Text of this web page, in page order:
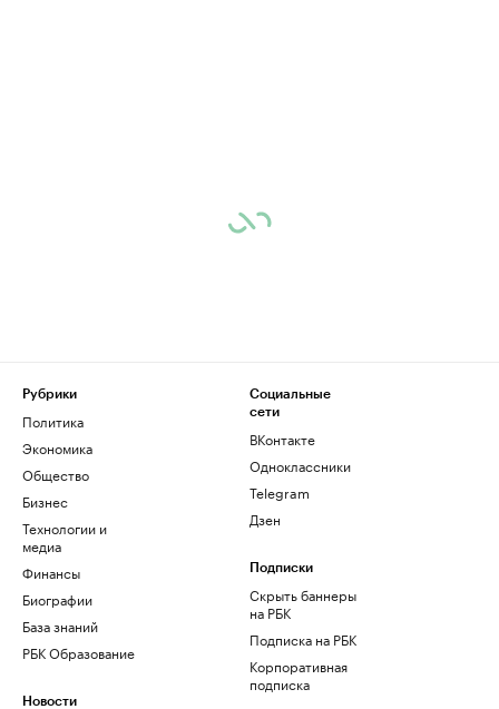
Рубрики
Политика
Экономика
Общество
Бизнес
Технологии и
медиа
Финансы
Биографии
База знаний
РБК Образование
Новости
Социальные
сети
ВКонтакте
Одноклассники
Telegram
Дзен
Подписки
Скрыть баннеры
на РБК
Подписка на РБК
Корпоративная
подписка